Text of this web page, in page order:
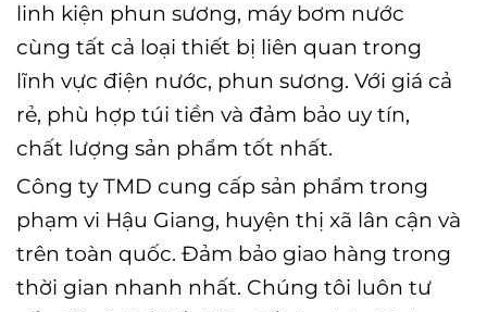
linh kiện phun sương, máy bơm nước
cùng tất cả loại thiết bị liên quan trong
lĩnh vực điện nước, phun sương. Với giá cả
rẻ, phù hợp túi tiền và đảm bảo uy tín,
chất lượng sản phẩm tốt nhất.
Công ty TMD cung cấp sản phẩm trong
phạm vi Hậu Giang, huyện thị xã lân cận và
trên toàn quốc. Đảm bảo giao hàng trong
thời gian nhanh nhất. Chúng tôi luôn tư